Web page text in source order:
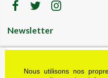
Nous utilisons nos
Newsletter
LK motoculture vous offre 5% en cadeau